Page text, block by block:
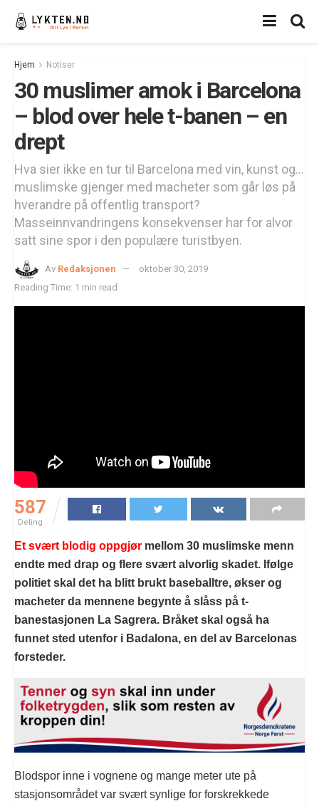
Hjem Notiser
30 muslimer amok i Barcelona
– blod over hele t-banen – en
drept
Hva sier ikke en tur til Barcelona med vin, kunst og...
muslimske gjenger med macheter som går løs på
hverandre på offentlig transport?
Masseinnvandringens konsekvenser har for alvor
satt sine spor i den populære turistbyen.
Av Redaksjonen
oktober 30, 2019
Reading Time: 1 min read
587
Deling
Et svært blodig oppgjør mellom 30 muslimske menn
endte med drap og flere svært alvorlig skadet. Ifølge
politiet skal det ha blitt brukt baseballtre, økser og
macheter da mennene begynte å slåss på t-
banestasjonen La Sagrera. Bråket skal også ha
funnet sted utenfor i Badalona, en del av Barcelonas
forsteder.
Blodspor inne i vognene og mange meter ute på
stasjonsområdet var svært synlige for forskrekkede